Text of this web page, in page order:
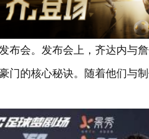
会。发布会上，齐达内与
门的核心秘诀。随着他们与